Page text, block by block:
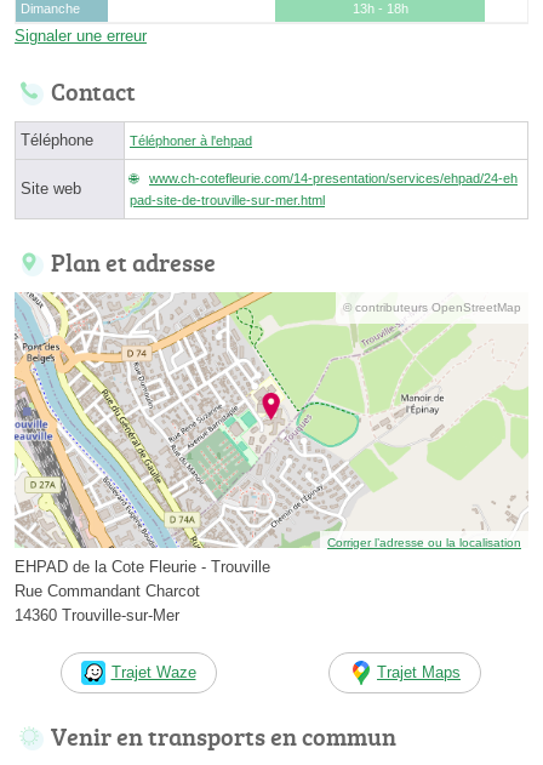
Dimanche
13h - 18h
Signaler une erreur
Contact
Téléphone Téléphoner à l'ehpad
Site web
www.ch-cotefleurie.com/14-presentation/services/ehpad/24-eh
pad-site-de-trouville-sur-mer.html
Plan et adresse
© contributeurs OpenStreetMap
Corriger l’adresse ou la localisation
EHPAD de la Cote Fleurie - Trouville
Rue Commandant Charcot
14360 Trouville-sur-Mer
Trajet Waze Trajet Maps
Venir en transports en commun